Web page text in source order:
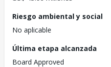
Riesgo ambiental y social
No aplicable
Última etapa alcanzada
Board Approved